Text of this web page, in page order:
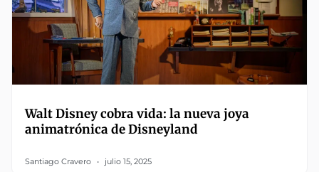
Walt Disney cobra vida: la nueva joya
animatrónica de Disneyland
Santiago Cravero julio 15, 2025